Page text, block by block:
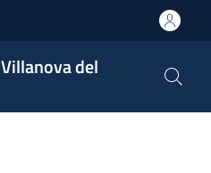
del